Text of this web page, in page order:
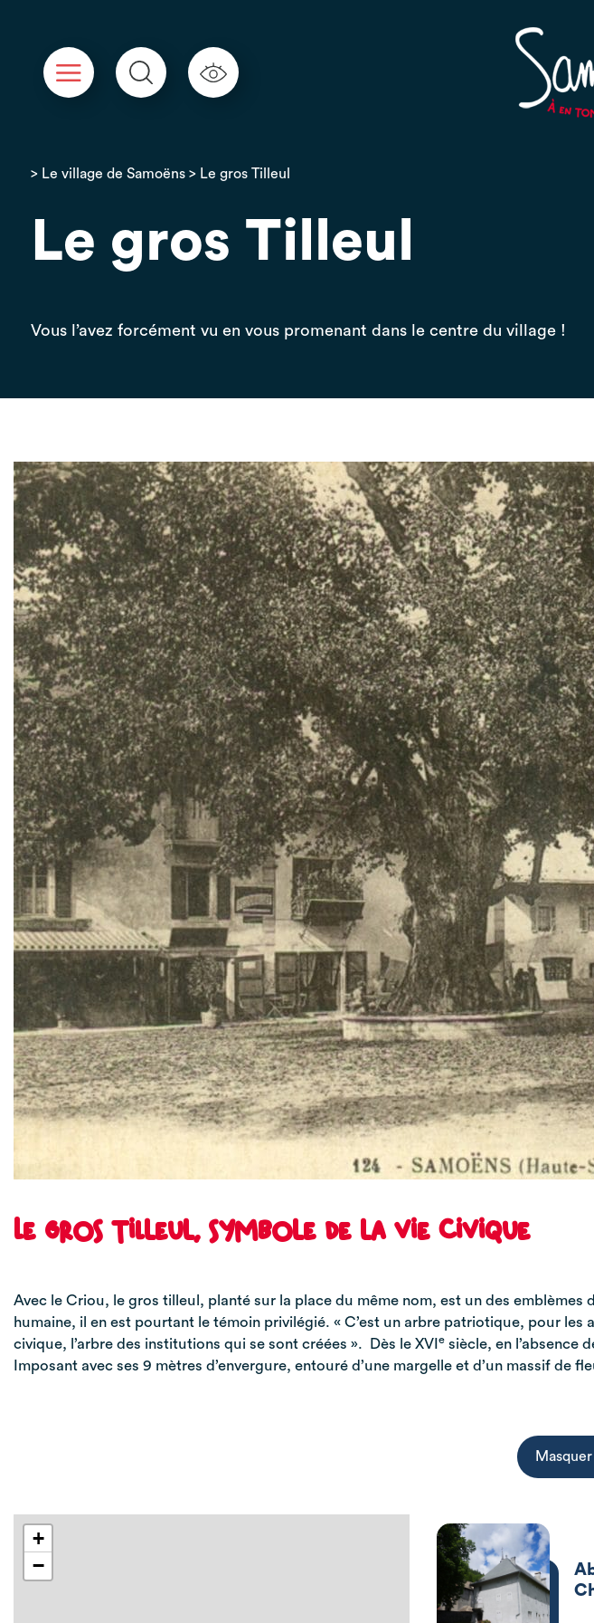
> Le village de Samoëns> Le gros Tilleul
Le gros Tilleul
Vous l’avez forcément vu en vous promenant dans le centre du village !
Le gros tilleul, symbole de la vie civique
Avec le Criou, le gros tilleul, planté sur la place du même nom, est un des emblèmes
humaine, il en est pourtant le témoin privilégié. « C’est un arbre patriotique, pour
civique, l’arbre des institutions qui se sont créées ». Dès le XVI e siècle, en l’absence
Imposant avec ses 9 mètres d’envergure, entouré d’une margelle et d’un massif
+
−